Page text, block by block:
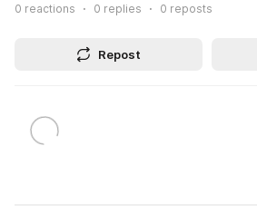
0 reactions 0 replies 0 reposts
Repost